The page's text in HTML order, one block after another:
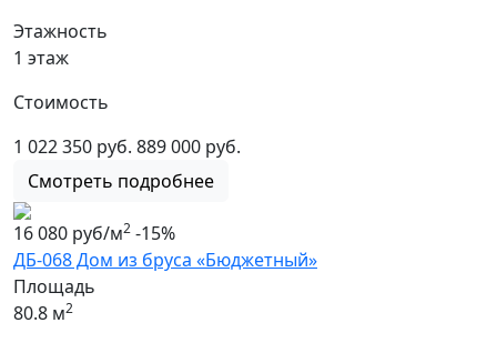
Этажность
1 этаж
Стоимость
1 022 350 руб. 889 000 руб.
Смотреть подробнее
16 080 руб/м2 -15%
ДБ-068 Дом из бруса «Бюджетный»
Площадь
80.8 м2